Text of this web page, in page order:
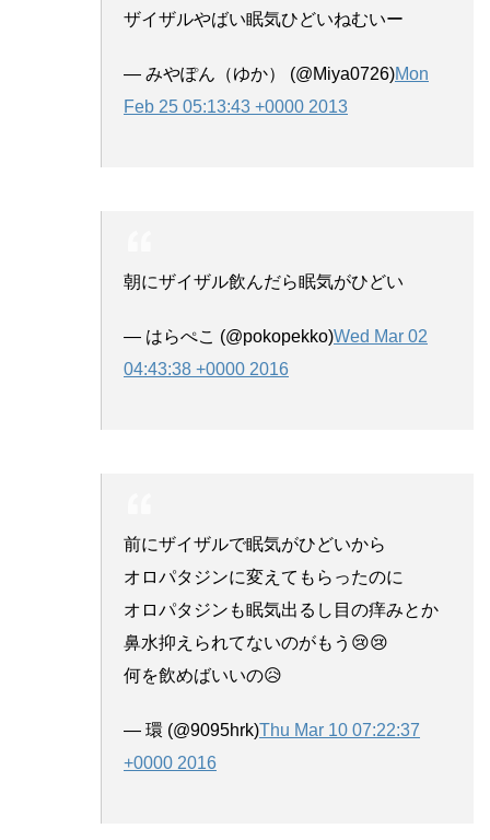
ザイザルやばい眠気ひどいねむいー
— みやぽん（ゆか） (@Miya0726)Mon
Feb 25 05:13:43 +0000 2013
朝にザイザル飲んだら眠気がひどい
— はらぺこ (@pokopekko)Wed Mar 02
04:43:38 +0000 2016
前にザイザルで眠気がひどいから
オロパタジンに変えてもらったのに
オロパタジンも眠気出るし目の痒みとか
鼻水抑えられてないのがもう😢😢
何を飲めばいいの😥
— 環 (@9095hrk)Thu Mar 10 07:22:37
+0000 2016